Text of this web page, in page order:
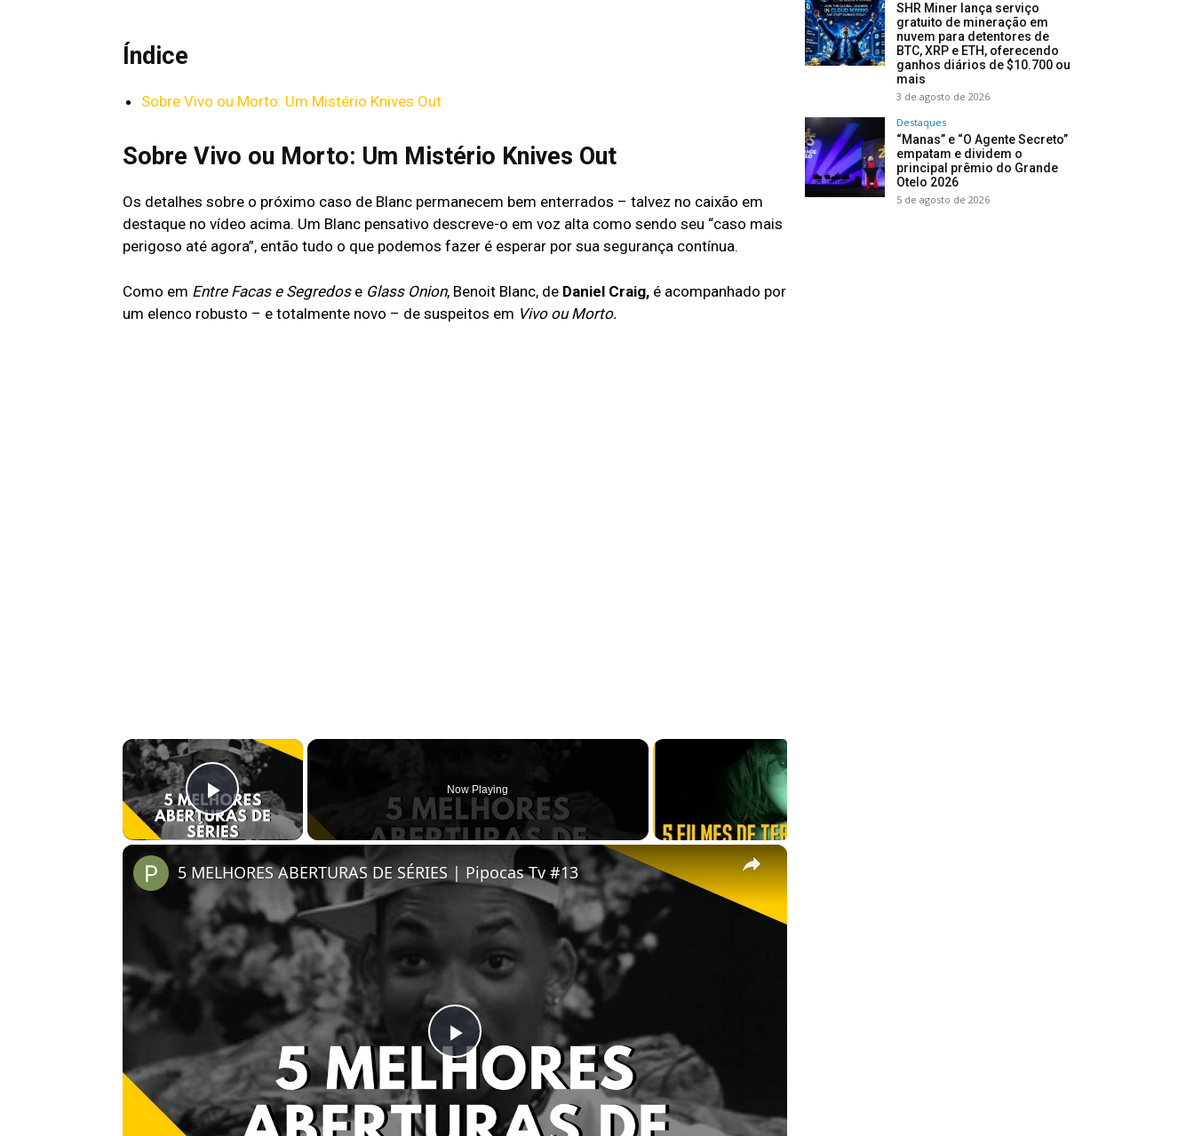
Índice
Sobre Vivo ou Morto: Um Mistério Knives Out
Sobre Vivo ou Morto: Um Mistério Knives Out
Os detalhes sobre o próximo caso de Blanc permanecem bem enterrados – talvez no caixão em
destaque no vídeo acima. Um Blanc pensativo descreve-o em voz alta como sendo seu “caso mais
perigoso até agora”, então tudo o que podemos fazer é esperar por sua segurança contínua.
Como em Entre Facas e Segredose Glass Onion, Benoit Blanc, de Daniel Craig, é acompanhado por
um elenco robusto – e totalmente novo – de suspeitos em Vivo ou Morto.
×
Play Video
Now Playing
×
Play
Video
5 MELHORES ABERTURAS DE SÉRIES | Pipocas Tv #13
SHR Miner lança serviço
gratuito de mineração em
nuvem para detentores de
BTC, XRP e ETH, oferecendo
ganhos diários de $10.700 ou
mais
3 de agosto de 2026
Destaques
“Manas” e “O Agente Secreto”
empatam e dividem o
principal prêmio do Grande
Otelo 2026
5 de agosto de 2026